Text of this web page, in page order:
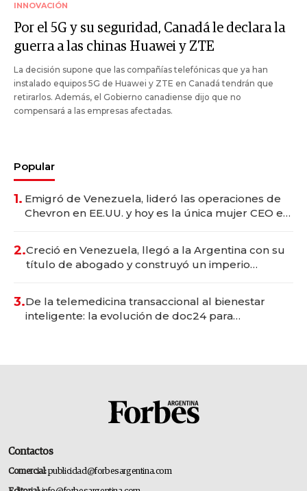
INNOVACIÓN
Por el 5G y su seguridad, Canadá le declara la
guerra a las chinas Huawei y ZTE
La decisión supone que las compañías telefónicas que ya han
instalado equipos 5G de Huawei y ZTE en Canadá tendrán que
retirarlos. Además, el Gobierno canadiense dijo que no
compensará a las empresas afectadas.
Popular
1. Emigró de Venezuela, lideró las operaciones de
Chevron en EE.UU. y hoy es la única mujer CEO en
2.Creció en Venezuela, llegó a la Argentina con su
título de abogado y construyó un imperio
3.De la telemedicina transaccional al bienestar
inteligente: la evolución de doc24 para
Contactos
Comercial:publicidad@forbesargentina.com